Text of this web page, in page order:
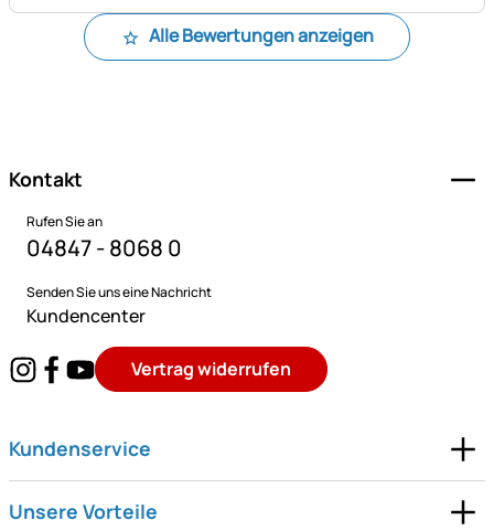
Alle Bewertungen anzeigen
Kontakt
Rufen Sie an
04847 - 8068 0
Senden Sie uns eine Nachricht
Kundencenter
Vertrag widerrufen
Kundenservice
Unsere Vorteile